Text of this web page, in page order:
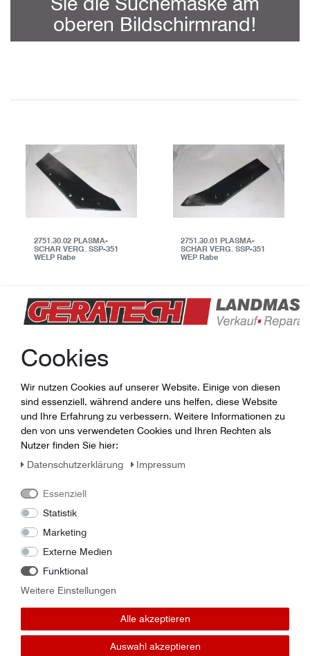
oberen Bildschirmrand!
2751.30.02 PLASMA-
SCHAR VERG. SSP-351
WELP Rabe
2751.30.01 PLASMA-
SCHAR VERG. SSP-351
WEP Rabe
Haben Sie Fragen rund um
das Thema Zubehör und
Teile?
Hier finden sie neuwertige und gebrauchte Agrar-
Ersatzteile bekannter Hersteller. Alle Artikel sind in hoher
Qualität und gutem Zustand sofort verfügbar. Wir liefern
schnell, aber Sie können uns auch in unserer
direkt hier abholen. Bei uns finden Sie Artikel von CASE,
Anbietern. Wenn Sie also Ersatzteile für Ihren Pflug,
Traktor, Ihr Güllefass oder allen Arten von Landmaschinen
suchen, helfen wir Ihnen gern weiter.
Unseren Ansprechpartner erreichen Sie hier:
Kontakt
Cookies
Wir nutzen Cookies auf unserer Website. Einige von diesen
sind essenziell, während andere uns helfen, diese Website
und Ihre Erfahrung zu verbessern. Weitere Informationen zu
den von uns verwendeten Cookies und Ihren Rechten als
Nutzer finden Sie hier:
Daten­schutz­erklärung
Impressum
Essenziell
Statistik
Marketing
Externe Medien
Funktional
Weitere Einstellungen
Alle akzeptieren
Auswahl akzeptieren